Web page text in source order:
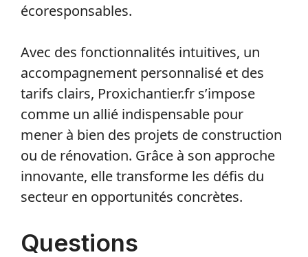
écoresponsables.
Avec des fonctionnalités intuitives, un
accompagnement personnalisé et des
tarifs clairs, Proxichantier.fr s’impose
comme un allié indispensable pour
mener à bien des projets de construction
ou de rénovation. Grâce à son approche
innovante, elle transforme les défis du
secteur en opportunités concrètes.
Questions